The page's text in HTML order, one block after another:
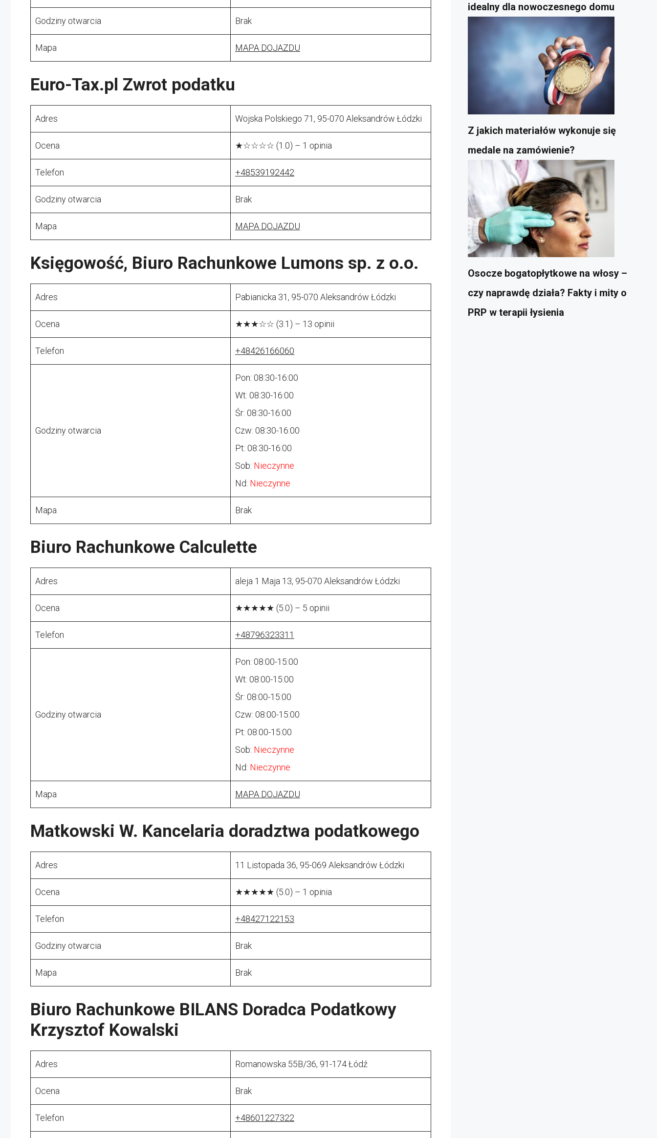
Godziny otwarcia Brak
Mapa MAPA DOJAZDU
Euro-Tax.pl Zwrot podatku
Adres Wojska Polskiego 71, 95-070 Aleksandrów Łódzki
Ocena ★☆☆☆☆ (1.0) – 1 opinia
Telefon +48539192442
Godziny otwarcia Brak
Mapa MAPA DOJAZDU
Księgowość, Biuro Rachunkowe Lumons sp. z o.o.
Adres Pabianicka 31, 95-070 Aleksandrów Łódzki
Ocena ★★★☆☆ (3.1) – 13 opinii
Telefon +48426166060
Godziny otwarcia
Pon: 08:30-16:00
Wt: 08:30-16:00
Śr: 08:30-16:00
Czw: 08:30-16:00
Pt: 08:30-16:00
Sob: Nieczynne
Nd: Nieczynne
Mapa Brak
Biuro Rachunkowe Calculette
Adres aleja 1 Maja 13, 95-070 Aleksandrów Łódzki
Ocena ★★★★★ (5.0) – 5 opinii
Telefon +48796323311
Godziny otwarcia
Pon: 08:00-15:00
Wt: 08:00-15:00
Śr: 08:00-15:00
Czw: 08:00-15:00
Pt: 08:00-15:00
Sob: Nieczynne
Nd: Nieczynne
Mapa MAPA DOJAZDU
Matkowski W. Kancelaria doradztwa podatkowego
Adres 11 Listopada 36, 95-069 Aleksandrów Łódzki
Ocena ★★★★★ (5.0) – 1 opinia
Telefon +48427122153
Godziny otwarcia Brak
Mapa Brak
Biuro Rachunkowe BILANS Doradca Podatkowy
Krzysztof Kowalski
Adres Romanowska 55B/36, 91-174 Łódź
Ocena Brak
Telefon +48601227322
idealny dla nowoczesnego domu
Z jakich materiałów wykonuje się
medale na zamówienie?
Osocze bogatopłytkowe na włosy –
czy naprawdę działa? Fakty i mity o
PRP w terapii łysienia